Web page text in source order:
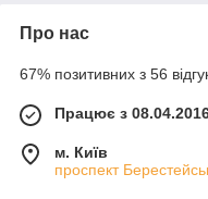
Про нас
67% позитивних з 56
Працює з
м. Київ
проспект